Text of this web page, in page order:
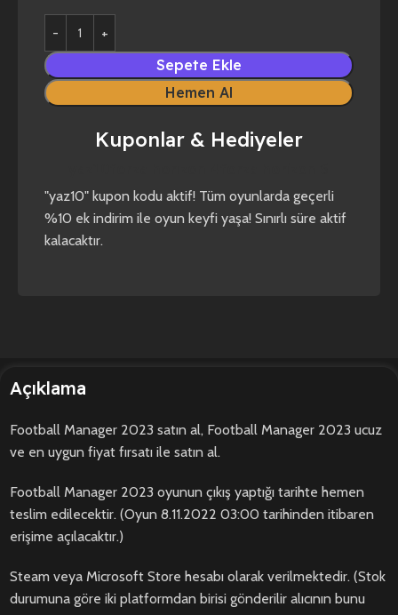
Sepete Ekle
Hemen Al
Kuponlar & Hediyeler
"yaz10" kupon kodu aktif! Tüm oyunlarda geçerli
%10 ek indirim ile oyun keyfi yaşa! Sınırlı süre aktif
kalacaktır.
Açıklama
Football Manager 2023 satın al, Football Manager 2023 ucuz
ve en uygun fiyat fırsatı ile satın al.
Football Manager 2023 oyunun çıkış yaptığı tarihte hemen
teslim edilecektir. (Oyun 8.11.2022 03:00 tarihinden itibaren
erişime açılacaktır.)
Steam veya Microsoft Store hesabı olarak verilmektedir. (Stok
durumuna göre iki platformdan birisi gönderilir alıcının bunu